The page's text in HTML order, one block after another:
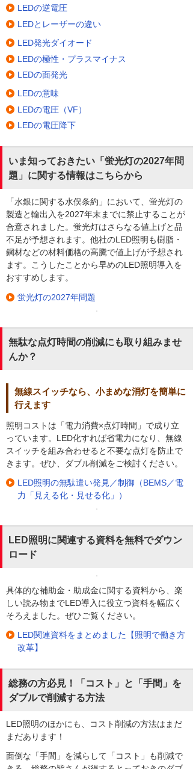
LEDの逆電圧
LEDとレーザーの違い
LED発光ダイオード
LEDの極性・プラスマイナス
LEDの面発光
LEDの意味
LEDの電圧（VF）
LEDの電圧降下
いま知っておきたい「蛍光灯の2027年問
題」に関する情報はこちらから
「水銀に関する水俣条約」において、蛍光灯の
製造と輸出入を2027年末までに禁止することが
合意されました。蛍光灯はさらなる値上げと品
不足が予想されます。他社のLED照明も樹脂・
鋼材などの材料価格の高騰で値上げが予想され
ます。こうしたことから早めのLED照明導入を
おすすめします。
蛍光灯の2027年問題
無駄な点灯時間の削減にも取り組みませ
んか？
無線スイッチなら、小まめな消灯を簡単に
行えます
照明コストは「電力消費×点灯時間」で成り立
っています。LED化すれば省電力になり、無線
スイッチを組み合わせると不要な点灯を防止で
きます。ぜひ、ダブル削減をご検討ください。
LED照明の無駄遣い発見／制御（BEMS／電
力「見える化・見せる化」）
LED照明に関連する資料を無料でダウン
ロード
具体的な補助金・助成金に関する資料から、楽
しい読み物までLED導入に役立つ資料を幅広く
そろえました。ぜひご覧ください。
LED関連資料をまとめました【照明で働き方
改革】
総務の方必見！「コスト」と「手間」を
ダブルで削減する方法
LED照明のほかにも、コスト削減の方法はまだ
まだあります！
面倒な「手間」を減らして「コスト」も削減で